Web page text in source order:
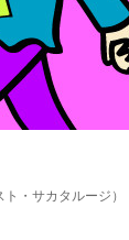
・サカタルージ）